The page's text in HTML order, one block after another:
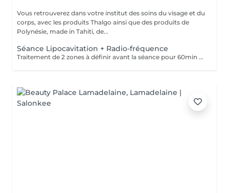
Vous retrouverez dans votre institut des soins du visage et du
corps, avec les produits Thalgo ainsi que des produits de
Polynésie, made in Tahiti, de...
Séance Lipocavitation + Radio-fréquence
Traitement de 2 zones à définir avant la séance pour 60min ou 1 zone pour 30 min. La lipocavitation utilise la propriété des ultrasons pour diminuer les cellules de graisse et la cellulite de votre corps. La fréquence de ces ondes favorise ce que l'on appelle le phénomène de cavitation donc l'élimination des graisses. La radiofréquence est basée sur la diffusion de micro-impulsions qui réchauffent les tissus pour améliorer leur fermeté.